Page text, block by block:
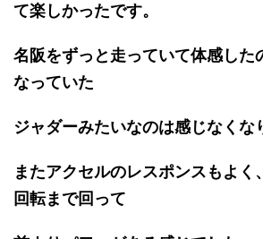
て楽しかったです。
名阪をずっと走っていて体感した
なっていた
ジャダーみたいなのは感じなくな
またアクセルのレスポンスもよく
回転まで回って